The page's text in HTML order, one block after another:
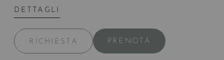
DETTAGLI
RICHIESTA PRENOTA